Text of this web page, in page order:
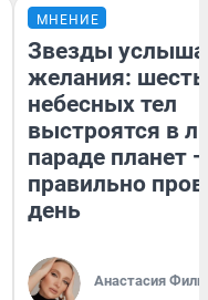
МНЕНИЕ
Звезды
желания: шесть
небесных тел
выстроятся в
параде планет
правильно
день
Анастасия